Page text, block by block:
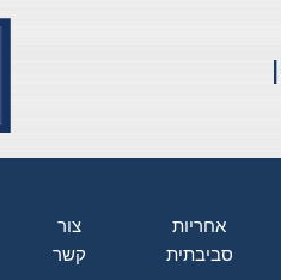
אחריות
סביבתית
צור
קשר